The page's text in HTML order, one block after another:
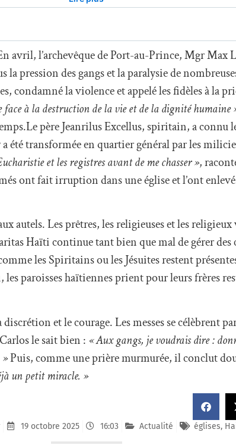
avril, l’archevêque de Port-au-Prince, Mgr
pression des gangs et la paralysie de
condamné la violence et appelé les fidèles à la
face à la destruction de la vie et de la dignité humaine
père Jeanrilus Excellus, spiritain, a connu
été transformée en quartier général par les
et les registres avant de me chasser »,
ont fait irruption dans une église et l’ont
autels. Les prêtres, les religieuses et les
Haïti continue tant bien que mal de gérer des
les Spiritains ou les Jésuites restent
paroisses haïtiennes prient pour leurs frères
et le courage. Les messes se célèbrent
le sait bien : « Aux gangs, je voudrais dire :
»Puis, comme une prière murmurée, il conclut
un petit miracle. »
19 octobre 2025 16:03 Actualité églises,